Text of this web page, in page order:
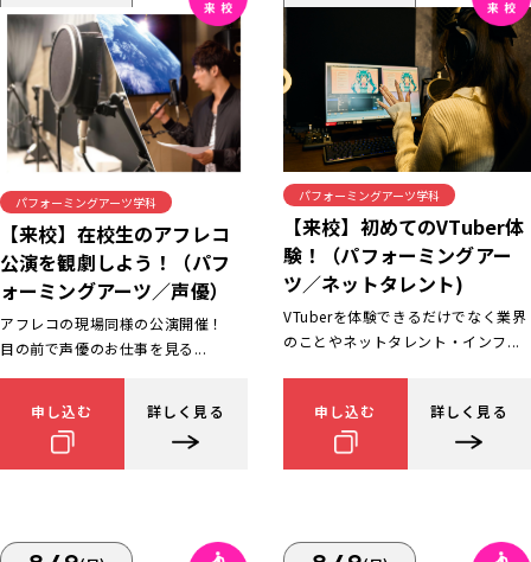
パフォーミングアーツ学科
【来校】在校生のアフレコ
公演を観劇しよう！（パフ
ォーミングアーツ／声優）
アフレコの現場同様の公演開催！
目の前で声優のお仕事を見る...
申し込む 詳しく見る
パフォーミングアーツ学科
【来校】初めてのVTuber体
験！（パフォーミングアー
ツ／ネットタレント)
VTuberを体験できるだけでなく業界
のことやネットタレント・インフ...
申し込む 詳しく見る